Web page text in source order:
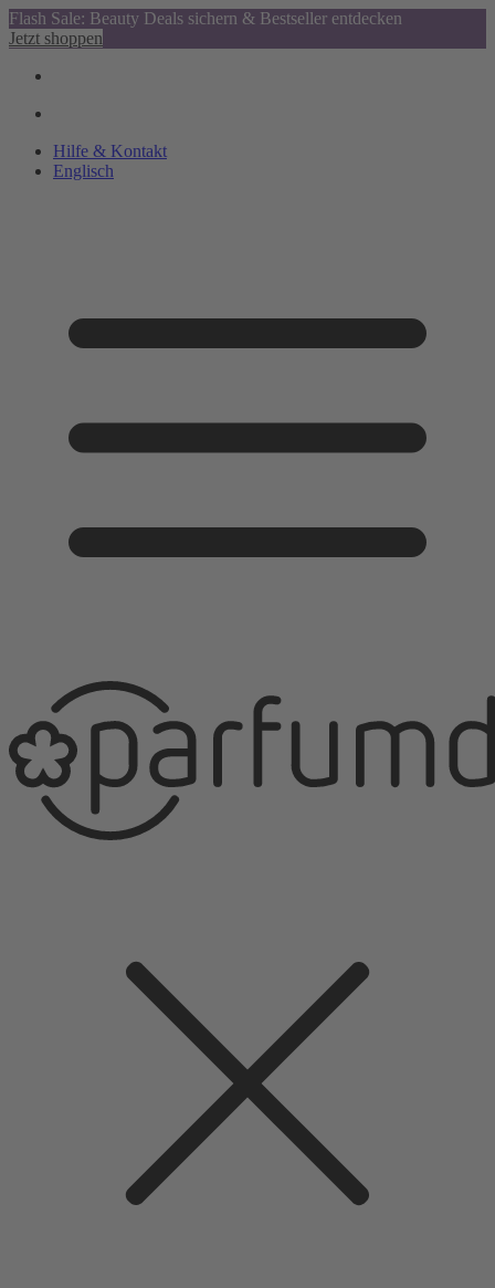
Flash Sale: Beauty Deals sichern & Bestseller entdecken
Jetzt shoppen
Hilfe & Kontakt
Englisch